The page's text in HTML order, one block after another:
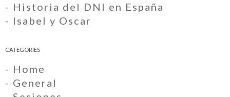
- Historia del DNI en España
- Isabel y Oscar
CATEGORIES
- Home
- General